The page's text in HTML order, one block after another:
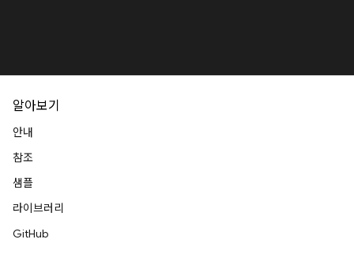
알아보기
안내
참조
샘플
라이브러리
GitHub